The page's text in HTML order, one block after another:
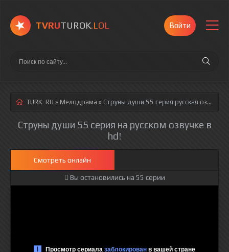
TVRUTUROK.LOL Войти
TURK-RU » Мелодрама » Струны души 55 серия русская озвучка полностью смотреть онлайн!
Струны души 55 серия на русском озвучке в
hd!
Смотреть онлайн
Вы остановились на 55 серии